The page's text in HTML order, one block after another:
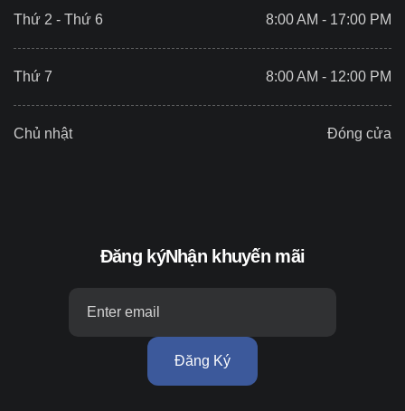
Thứ 2 - Thứ 6 8:00 AM - 17:00 PM
Thứ 7 8:00 AM - 12:00 PM
Chủ nhật Đóng cửa
Đăng kýNhận khuyến mãi
Đăng Ký